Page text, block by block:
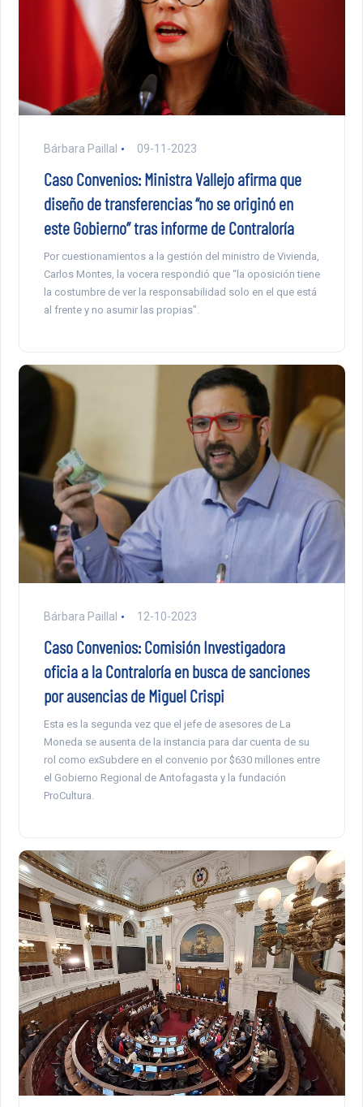
Bárbara Paillal 09-11-2023
Caso Convenios: Ministra Vallejo afirma que
diseño de transferencias “no se originó en
este Gobierno” tras informe de Contraloría
Por cuestionamientos a la gestión del ministro de Vivienda,
Carlos Montes, la vocera respondió que “la oposición tiene
la costumbre de ver la responsabilidad solo en el que está
al frente y no asumir las propias”.
Bárbara Paillal 12-10-2023
Caso Convenios: Comisión Investigadora
oficia a la Contraloría en busca de sanciones
por ausencias de Miguel Crispi
Esta es la segunda vez que el jefe de asesores de La
Moneda se ausenta de la instancia para dar cuenta de su
rol como exSubdere en el convenio por $630 millones entre
el Gobierno Regional de Antofagasta y la fundación
ProCultura.